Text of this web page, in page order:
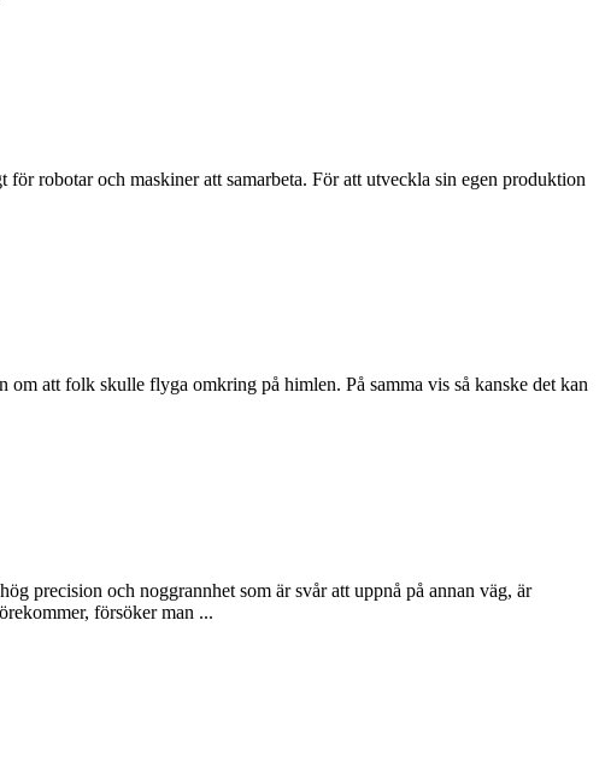
robotar och maskiner att samarbeta. För att utveckla sin egen produktion
att folk skulle flyga omkring på himlen. På samma vis så kanske det kan
precision och noggrannhet som är svår att uppnå på annan väg, är
försöker man ...